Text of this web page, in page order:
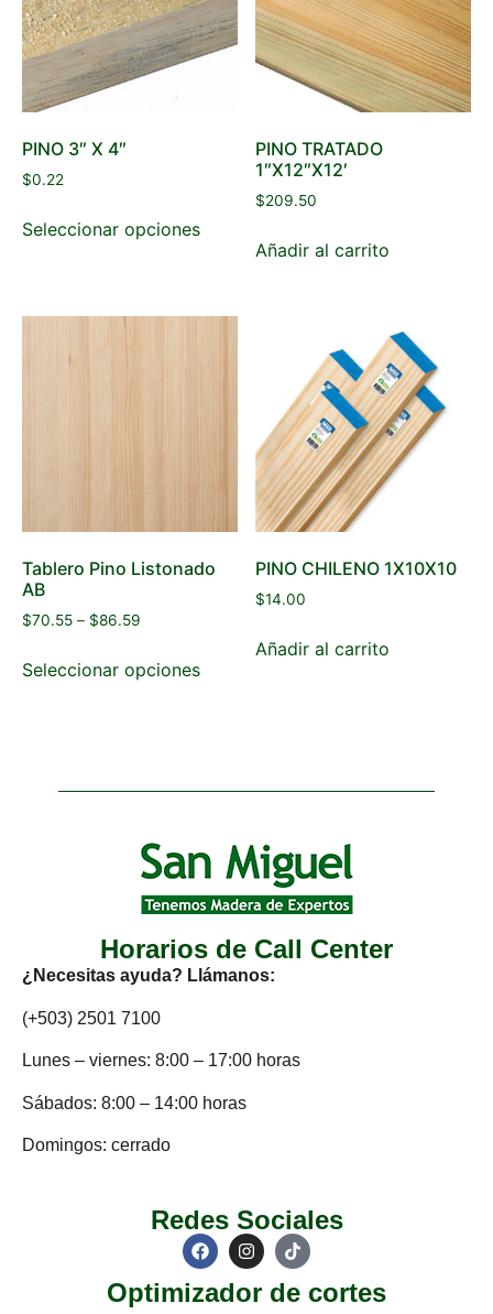
PINO 3″ X 4″
$0.22
Seleccionar opciones
PINO TRATADO
1″X12″X12′
$209.50
Añadir al carrito
Tablero Pino Listonado
AB
$70.55 – $86.59
Seleccionar opciones
PINO CHILENO 1X10X10
$14.00
Añadir al carrito
Horarios de Call Center
¿Necesitas ayuda? Llámanos:
(+503) 2501 7100
Lunes – viernes: 8:00 – 17:00 horas
Sábados: 8:00 – 14:00 horas
Domingos: cerrado
Redes Sociales
Optimizador de cortes